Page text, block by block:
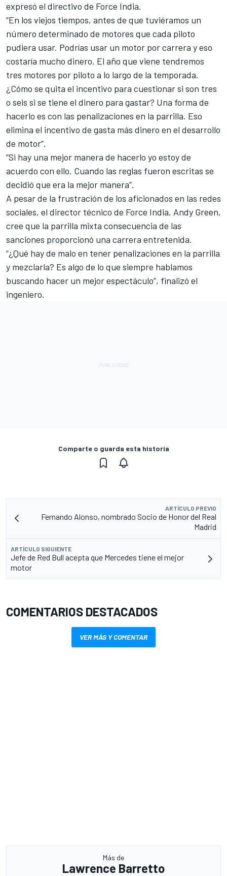
expresó el directivo de Force India.
“En los viejos tiempos, antes de que tuviéramos un
número determinado de motores que cada piloto
pudiera usar. Podrías usar un motor por carrera y eso
costaría mucho dinero. El año que viene tendremos
tres motores por piloto a lo largo de la temporada.
¿Cómo se quita el incentivo para cuestionar si son tres
o seis si se tiene el dinero para gastar? Una forma de
hacerlo es con las penalizaciones en la parrilla. Eso
elimina el incentivo de gasta más dinero en el desarrollo
de motor”.
“Si hay una mejor manera de hacerlo yo estoy de
acuerdo con ello. Cuando las reglas fueron escritas se
decidió que era la mejor manera”.
A pesar de la frustración de los aficionados en las redes
sociales, el director técnico de Force India, Andy Green,
cree que la parrilla mixta consecuencia de las
sanciones proporcionó una carrera entretenida.
“¿Qué hay de malo en tener penalizaciones en la parrilla
y mezclarla? Es algo de lo que siempre hablamos
buscando hacer un mejor espectáculo”, finalizó el
ingeniero.
Comparte o guarda esta historia
ARTÍCULO PREVIO
Fernando Alonso, nombrado Socio de Honor del Real
Madrid
ARTÍCULO SIGUIENTE
Jefe de Red Bull acepta que Mercedes tiene el mejor
motor
COMENTARIOS DESTACADOS
VER MÁS Y COMENTAR
Más de
Lawrence Barretto